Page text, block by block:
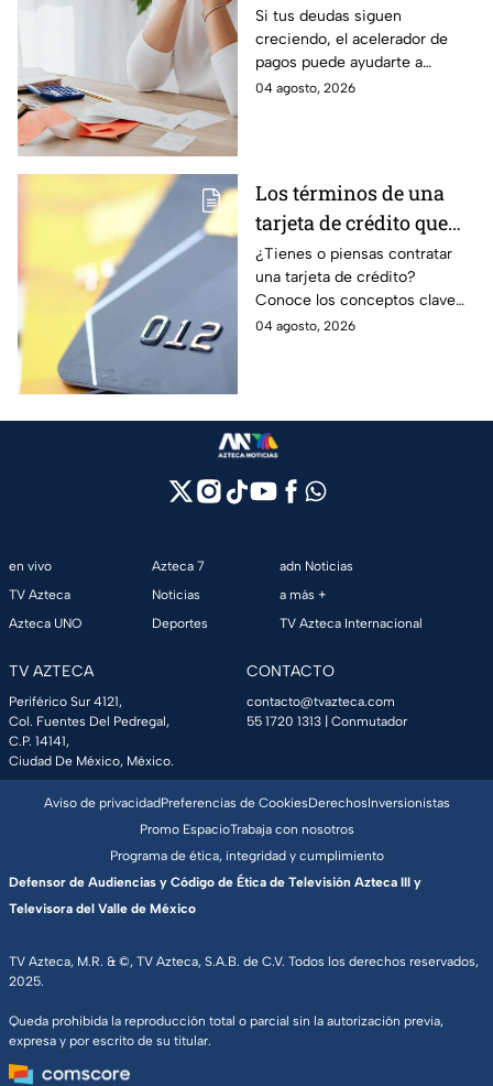
tus deudas más rápido
y recuperar el control
de tus finanzas
Si tus deudas siguen
creciendo, el acelerador de
pagos puede ayudarte a
ordenar tus finanzas, priorizar
04 agosto, 2026
Los términos de una
tarjeta de crédito que
debes entender para
evitar deudas
¿Tienes o piensas contratar
una tarjeta de crédito?
Conoce los conceptos clave
como CAT, fecha de corte,
04 agosto, 2026
en vivo
TV Azteca
Azteca UNO
Azteca 7
Noticias
Deportes
adn Noticias
a más +
TV Azteca Internacional
TV AZTECA
Periférico Sur 4121,
Col. Fuentes Del Pedregal,
C.P. 14141,
Ciudad De México, México.
CONTACTO
contacto@tvazteca.com
55 1720 1313 | Conmutador
TV Azteca, M.R. & ©, TV Azteca, S.A.B. de C.V. Todos los derechos reservados,
2025.
Queda prohibida la reproducción total o parcial sin la autorización previa,
expresa y por escrito de su titular.
Aviso de privacidadPreferencias de CookiesDerechosInversionistas
Promo EspacioTrabaja con nosotros
Programa de ética, integridad y cumplimiento
Defensor de Audiencias y Código de Ética de Televisión Azteca III y
Televisora del Valle de México